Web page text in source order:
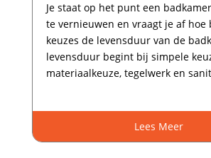
Je staat op het punt een
te vernieuwen en vraagt je af hoe
keuzes de levensduur van de
levensduur begint bij simpele
materiaalkeuze, tegelwerk en
Lees Meer